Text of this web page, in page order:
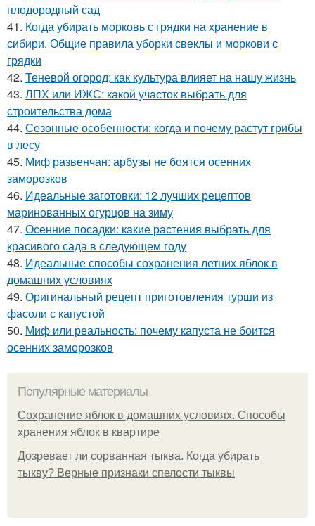
плодородный сад
41. Когда убирать морковь с грядки на хранение в
сибири. Общие правила уборки свеклы и моркови с
грядки
42. Теневой огород: как культура влияет на нашу жизнь
43. ЛПХ или ИЖС: какой участок выбрать для
строительства дома
44. Сезонные особенности: когда и почему растут грибы
в лесу
45. Миф развенчан: арбузы не боятся осенних
заморозков
46. Идеальные заготовки: 12 лучших рецептов
маринованных огурцов на зиму
47. Осенние посадки: какие растения выбрать для
красивого сада в следующем году
48. Идеальные способы сохранения летних яблок в
домашних условиях
49. Оригинальный рецепт приготовления турши из
фасоли с капустой
50. Миф или реальность: почему капуста не боится
осенних заморозков
Популярные материалы
Сохранение яблок в домашних условиях. Способы
хранения яблок в квартире
Дозревает ли сорванная тыква. Когда убирать
тыкву? Верные признаки спелости тыквы